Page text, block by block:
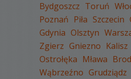
Bydgoszcz Toruń
Poznań Piła Szczecin
Gdynia Olsztyn
Zgierz Gniezno Kalisz
Ostrołęka Mława
Wąbrzeźno Grudziądz